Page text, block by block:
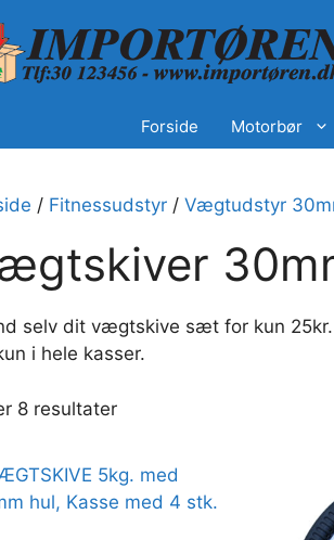
Forside Motorbør
/ Fitnessudstyr / Vægtudstyr
selv dit vægtskive sæt for kun 25kr.
i hele kasser.
8 resultaterSorteret